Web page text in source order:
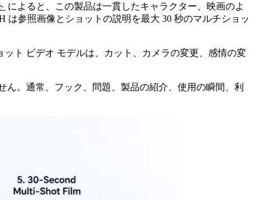
によると、この製品は一貫したキャラクター、映画のよ
は参照画像とショットの説明を最大 30 秒のマルチショッ
ト ビデオ モデルは、カット、カメラの変更、感情の変
。通常、フック、問題、製品の紹介、使用の瞬間、利